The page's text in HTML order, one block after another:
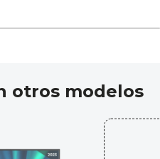
otros modelos